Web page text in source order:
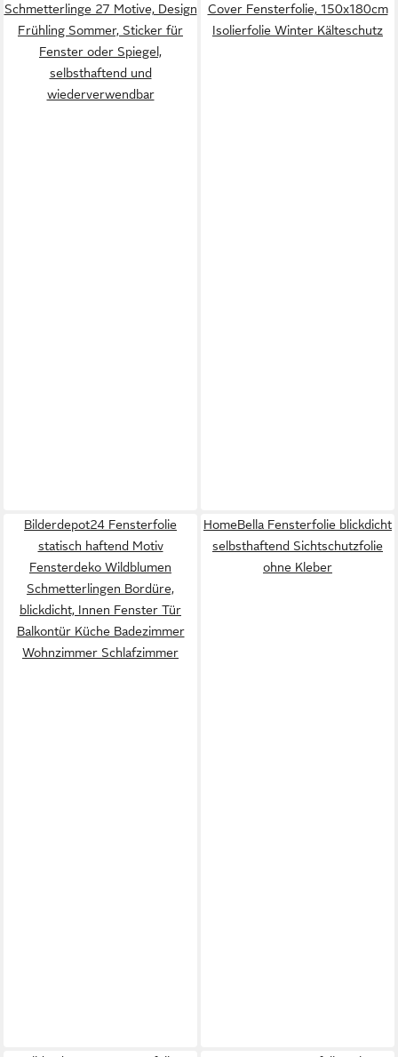
Schmetterlinge 27 Motive, Design
Frühling Sommer, Sticker für
Fenster oder Spiegel,
selbsthaftend und
wiederverwendbar
Cover Fensterfolie, 150x180cm
Isolierfolie Winter Kälteschutz
Bilderdepot24 Fensterfolie
statisch haftend Motiv
Fensterdeko Wildblumen
Schmetterlingen Bordüre,
blickdicht, Innen Fenster Tür
Balkontür Küche Badezimmer
Wohnzimmer Schlafzimmer
HomeBella Fensterfolie blickdicht
selbsthaftend Sichtschutzfolie
ohne Kleber